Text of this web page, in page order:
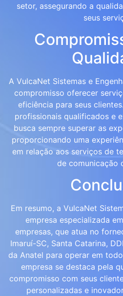
setor, assegurando a
seus
A VulcaNet Sistemas e
compromisso oferecer
eficiência para seus
profissionais qualificados e
busca sempre superar as
proporcionando uma
em relação aos serviços de
de comunicação
Em resumo, a VulcaNet
empresa especializada
empresas, que atua no
Imaruí-SC, Santa Catarina,
da Anatel para operar em
empresa se destaca pela
compromisso com seus
personalizadas e